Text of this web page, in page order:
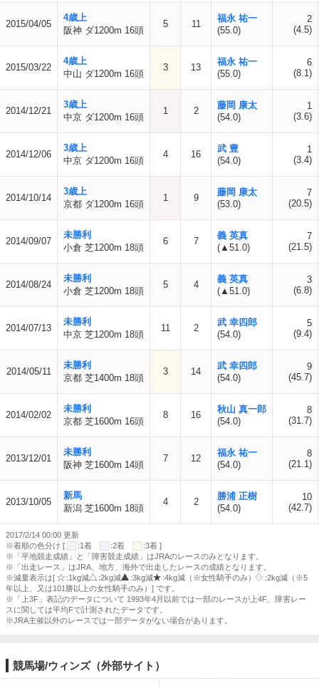
2015/04/05
4歳上
阪神 ダ1200m 16頭
5 11
福永 祐一
(55.0)
2
(4.5)
2015/03/22
4歳上
中山 ダ1200m 16頭
3 13
福永 祐一
(55.0)
6
(8.1)
2014/12/21
3歳上
中京 ダ1200m 16頭
1 2
藤岡 康太
(54.0)
1
(3.6)
2014/12/06
3歳上
中京 ダ1200m 16頭
4 16
武 豊
(54.0)
1
(3.4)
2014/10/14
3歳上
京都 ダ1200m 16頭
1 9
藤岡 康太
(53.0)
7
(20.5)
2014/09/07
未勝利
小倉 芝1200m 18頭
6 7
義 英真
(▲51.0)
7
(21.5)
2014/08/24
未勝利
小倉 芝1200m 18頭
5 4
義 英真
(▲51.0)
3
(6.8)
2014/07/13
未勝利
中京 芝1200m 18頭
11 2
武 幸四郎
(54.0)
5
(9.4)
2014/05/11
未勝利
京都 芝1400m 18頭
3 14
武 幸四郎
(54.0)
9
(45.7)
2014/02/02
未勝利
京都 芝1600m 16頭
8 16
秋山 真一郎
(54.0)
8
(31.7)
2013/12/01
未勝利
阪神 芝1600m 14頭
7 12
福永 祐一
(54.0)
8
(21.1)
2013/10/05
新馬
新潟 芝1600m 18頭
4 2
勝浦 正樹
(54.0)
10
(42.7)
2017/2/14 00:00 更新
※着順の色分け [
:1着 :2着
:3着 ]
※「平地競走成績」と「障害競走成績」はJRAのレースのみとなります。
※「出走レース」はJRA、地方、海外で出走したレースの成績となります。
※減量表示は[
:1kg減 :2kg減 :3kg減 :4kg減（※女性騎手のみ）
:2kg減（※5
年以上、又は101勝以上の女性騎手のみ）] です。
※「上3F」表記のデータについて 1993年4月以前では一部のレースが上4F、障害レー
スに関しては平均Fで計測されたデータです。
※JRA主催以外のレースでは一部データがない場合があります。
競馬場/ウィンズ（外部サイト）